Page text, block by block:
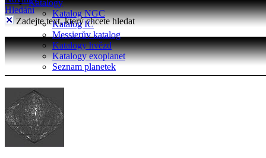
Katalogy
Katalog NGC
Katalog IC
Messierův katalog
Katalogy hvězd
Katalogy exoplanet
Seznam planetek
Hledání
Zadejte text, který chcete hledat